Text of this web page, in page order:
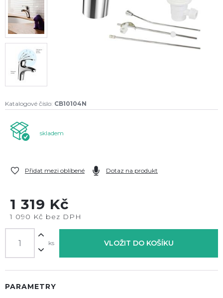
Katalogové číslo: CB10104N
skladem
Přidat mezi oblíbené Dotaz na produkt
1 319 Kč
1 090 Kč bez DPH
ks VLOŽIT DO KOŠÍKU
PARAMETRY